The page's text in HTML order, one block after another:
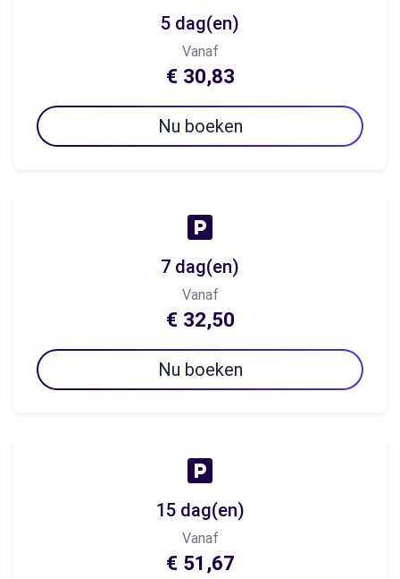
5 dag(en)
Vanaf
€ 30,83
Nu boeken
7 dag(en)
Vanaf
€ 32,50
Nu boeken
15 dag(en)
Vanaf
€ 51,67